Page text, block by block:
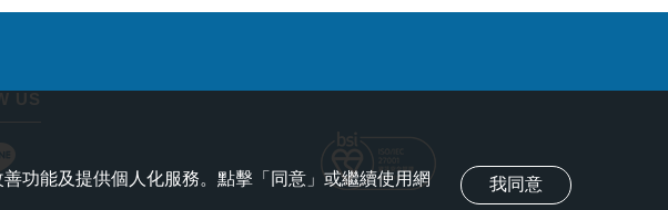
US
功能及提供個人化服務。點擊「同意」或繼續使用網
我同意